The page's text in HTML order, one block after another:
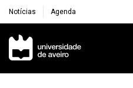
Notícias Agenda
Navegação